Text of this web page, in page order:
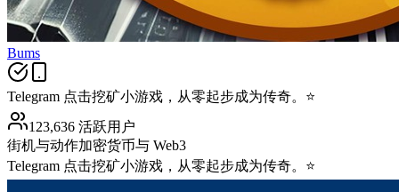
Bums
Telegram 点击挖矿小游戏，从零起步成为传奇。⭐️
123,636 活跃用户
街机与动作加密货币与 Web3
Telegram 点击挖矿小游戏，从零起步成为传奇。⭐️